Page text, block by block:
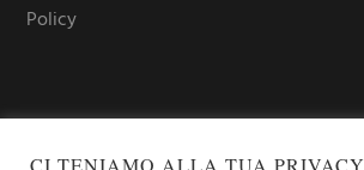
Policy
CI TENIAMO ALLA TUA PRIVACY